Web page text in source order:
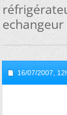
16/07/2007,